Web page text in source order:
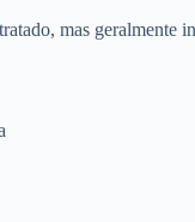
mas geralmente